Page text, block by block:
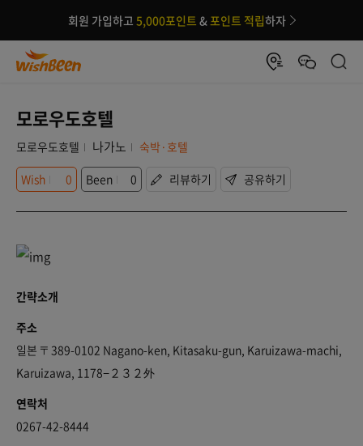
회원 가입하고 5,000포인트 &포인트 적립하자
모로우도호텔
모로우도호텔 나가노
숙박·호텔
Wish
0 Been 0 리뷰하기 공유하기
간략소개
주소
일본 〒389-0102 Nagano-ken, Kitasaku-gun, Karuizawa-machi,
Karuizawa, 1178−２３２外
연락처
0267-42-8444